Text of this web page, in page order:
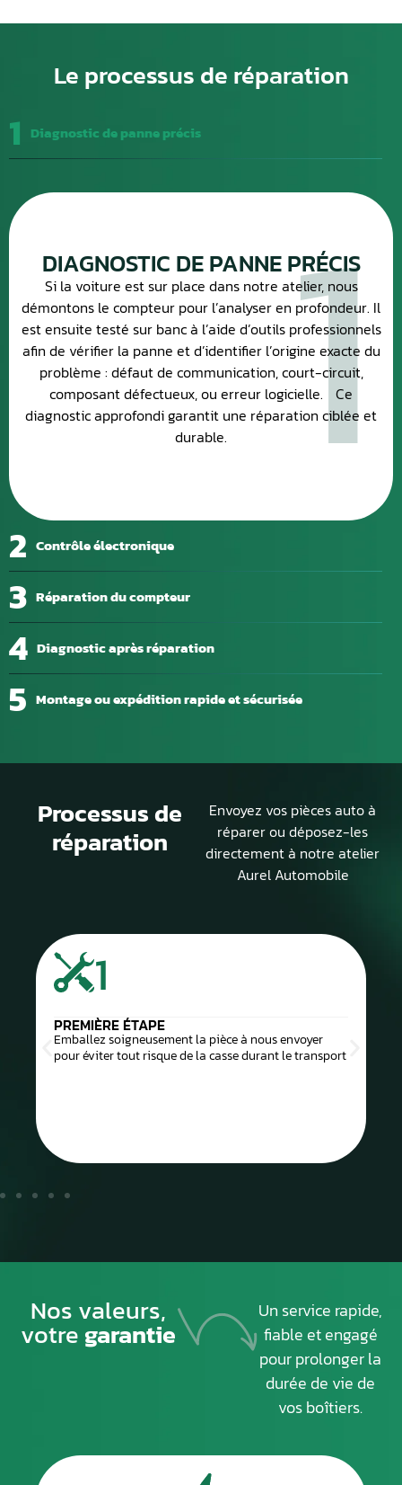
Le processus de réparation
1 Diagnostic de panne précis
2 Contrôle électronique
3 Réparation du compteur
4 Diagnostic après réparation
5 Montage ou expédition rapide et sécurisée
1
DIAGNOSTIC DE PANNE PRÉCIS
Si la voiture est sur place dans notre atelier, nous
démontons le compteur pour l’analyser en profondeur. Il
est ensuite testé sur banc à l’aide d’outils professionnels
afin de vérifier la panne et d’identifier l’origine exacte du
problème : défaut de communication, court-circuit,
composant défectueux, ou erreur logicielle. Ce
diagnostic approfondi garantit une réparation ciblée et
durable.
Processus de
réparation
Envoyez vos pièces auto à
réparer ou déposez-les
directement à notre atelier
Aurel Automobile
1
PREMIÈRE ÉTAPE
Emballez soigneusement la pièce à nous envoyer
pour éviter tout risque de la casse durant le transport
Nos valeurs,
votregarantie
Un service rapide,
fiable et engagé
pour prolonger la
durée de vie de
vos boîtiers.